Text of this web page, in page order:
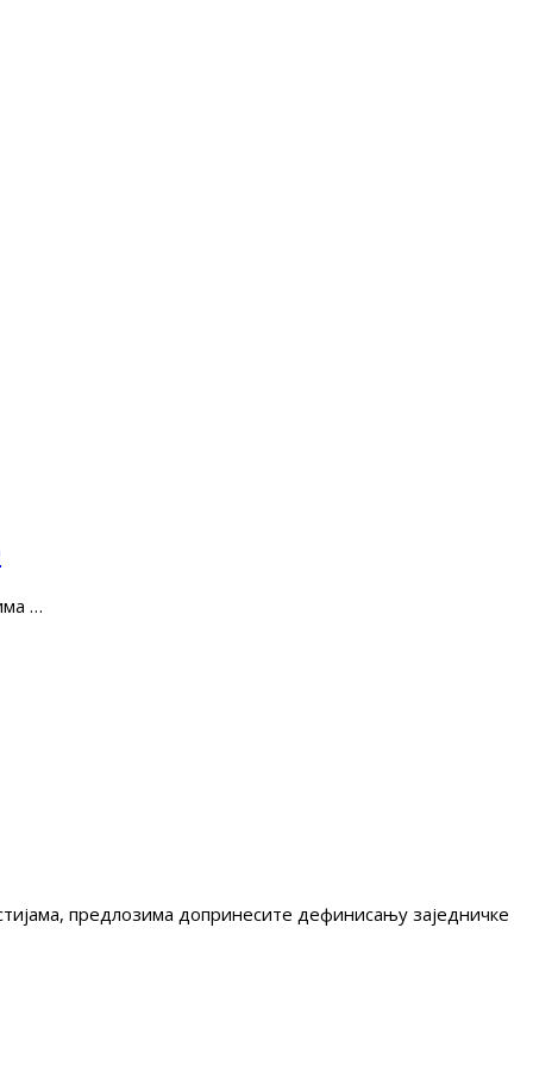
…
предлозима допринесите дефинисању заједничке